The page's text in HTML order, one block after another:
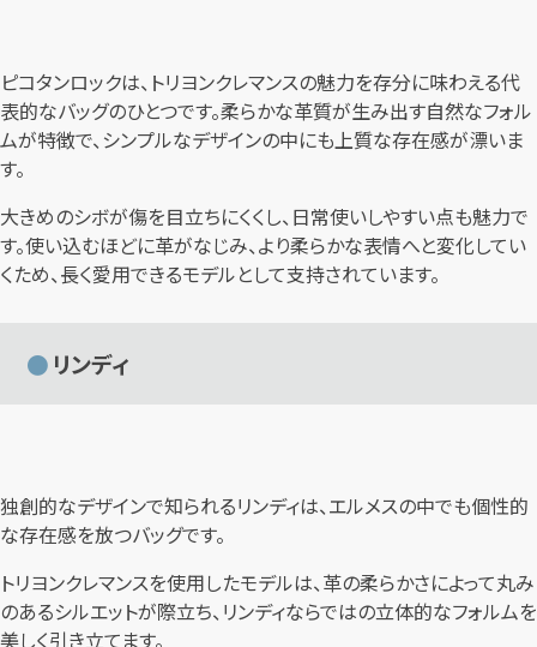
ピコタンロックは、トリヨンクレマンスの魅力を存分に味わえる代
表的なバッグのひとつです。柔らかな革質が生み出す自然なフォル
ムが特徴で、シンプルなデザインの中にも上質な存在感が漂いま
す。
大きめのシボが傷を目立ちにくくし、日常使いしやすい点も魅力で
す。使い込むほどに革がなじみ、より柔らかな表情へと変化してい
くため、長く愛用できるモデルとして支持されています。
リンディ
独創的なデザインで知られるリンディは、エルメスの中でも個性的
な存在感を放つバッグです。
トリヨンクレマンスを使用したモデルは、革の柔らかさによって丸み
のあるシルエットが際立ち、リンディならではの立体的なフォルムを
美しく引き立てます。